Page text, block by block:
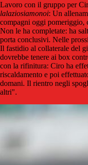
Lavoro con il gruppo per
lalaziosiamonoi: Un
compagni oggi pomeriggio,
Non le ha completate: ha
porta conclusivi. Nelle
Il fastidio al collaterale del
dovrebbe tenere ai box
con la rifinitura: Ciro ha
riscaldamento e poi
domani. Il rientro negli
altri".